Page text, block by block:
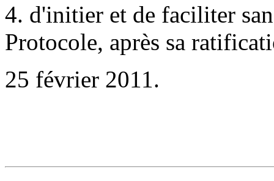
4. d'initier et de faciliter
Protocole, après sa
25 février 2011.